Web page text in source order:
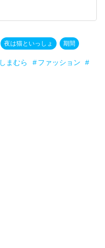
夜は猫といっしょ 期間
しまむら
ファッション